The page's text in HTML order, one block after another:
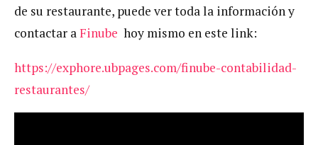
de su restaurante, puede ver toda la información y
contactar aFinube hoy mismo en este link:
https://exphore.ubpages.com/finube-contabilidad-
restaurantes/